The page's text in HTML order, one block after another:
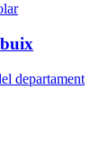
departament